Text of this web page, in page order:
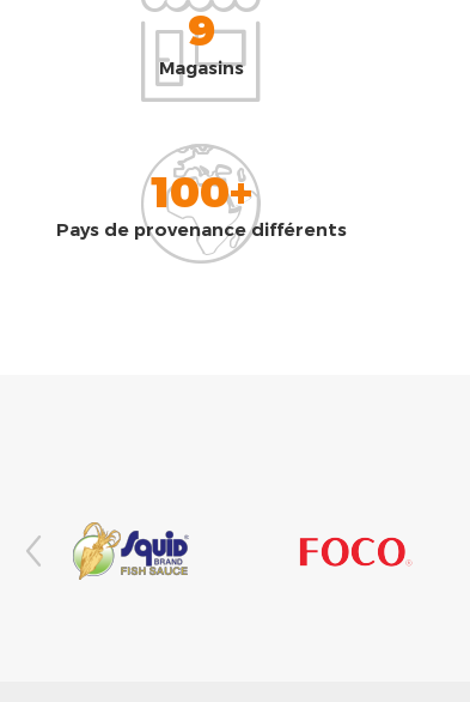
9
Magasins
100+
Pays de provenance différents